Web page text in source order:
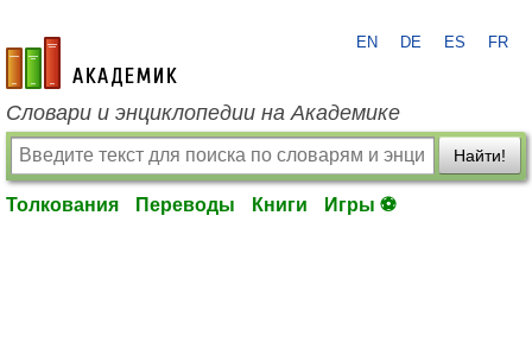
academic.ru
EN DE ES FR
Словари и энциклопедии на Академике
Найти!
Толкования Переводы Книги Игры ⚽